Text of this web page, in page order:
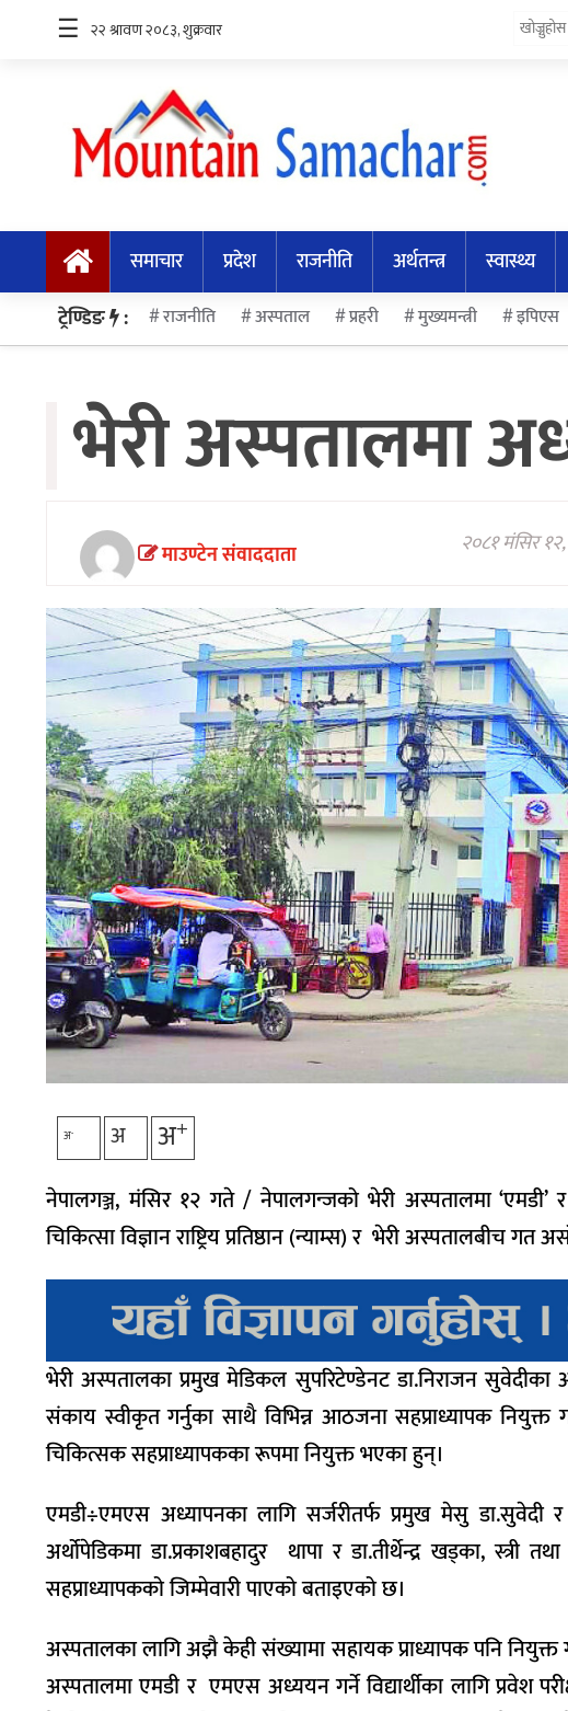
समाचार
प्रदेश
राजनीति
अर्थतन्त्र
अन्तर्राष्ट्रिय
मनोरन्जन
विचार
खेलकुद
थप
☰
समाचार प्रदेश राजनीति अर्थतन्त्र स्वास्थ्य
ट्रेण्डिङ : राजनीति अस्पताल प्रहरी मुख्यमन्त्री इपिएस
भेरी अस्पतालमा
माउण्टेन संवाददाता २०८१ मंसिर
अ- अ अ+
नेपालगञ्ज, मंसिर १२ गते / नेपालगन्जको भेरी अस्पतालमा
चिकित्सा विज्ञान राष्ट्रिय प्रतिष्ठान (न्याम्स) र भेरी अस्पतालबीच
भेरी अस्पतालका प्रमुख मेडिकल सुपरिटेण्डेनट डा.निराजन सुवेदीका
संकाय स्वीकृत गर्नुका साथै विभिन्न आठजना सहप्राध्यापक
चिकित्सक सहप्राध्यापकका रूपमा नियुक्त भएका हुन्।
एमडी÷एमएस अध्यापनका लागि सर्जरीतर्फ प्रमुख मेसु डा.सुवेदी
अर्थोपेडिकमा डा.प्रकाशबहादुर थापा र डा.तीर्थेन्द्र खड्का, स्त्री
सहप्राध्यापकको जिम्मेवारी पाएको बताइएको छ।
अस्पतालका लागि अझै केही संख्यामा सहायक प्राध्यापक पनि नियुक्त
अस्पतालमा एमडी र एमएस अध्ययन गर्ने विद्यार्थीका लागि प्रवेश